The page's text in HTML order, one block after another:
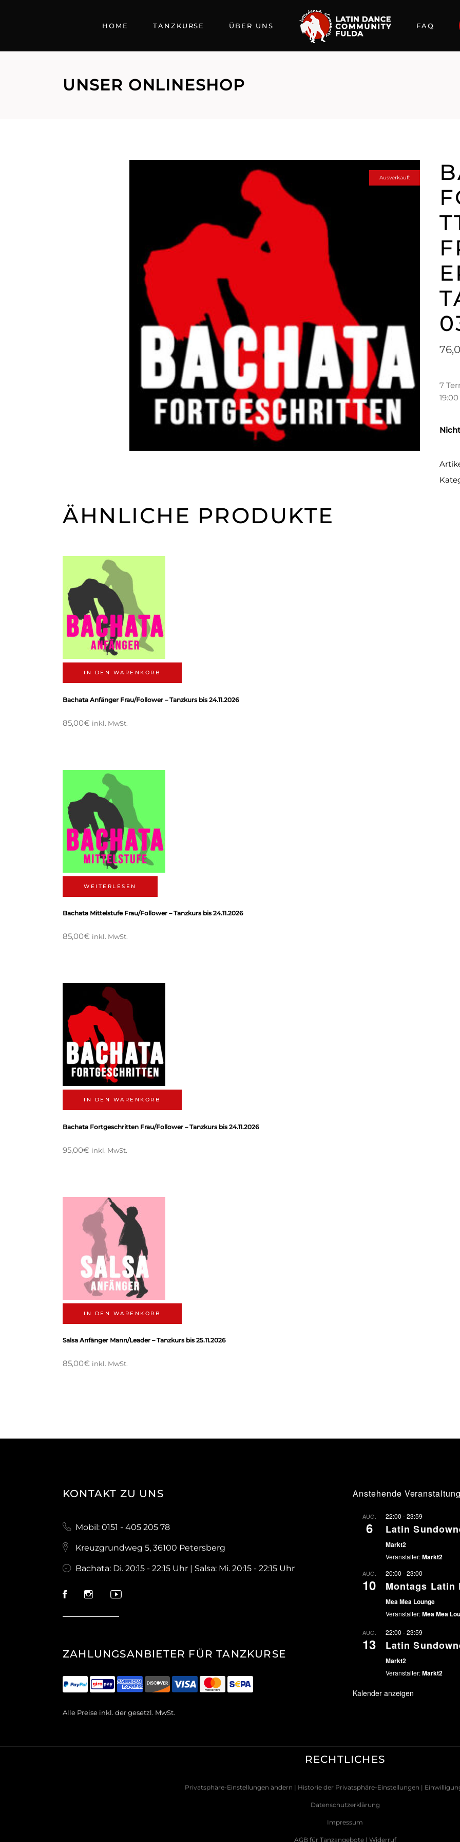
HOME TANZKURSE ÜBER UNS FAQ
UNSER ONLINESHOP
Ausverkauft
7
ÄHNLICHE PRODUKTE
IN DEN WARENKORB
Bachata Anfänger Frau/Follower – Tanzkurs bis 24.11.2026
85,00€ inkl. MwSt.
WEITERLESEN
Bachata Mittelstufe Frau/Follower – Tanzkurs bis 24.11.2026
85,00€ inkl. MwSt.
IN DEN WARENKORB
Bachata Fortgeschritten Frau/Follower – Tanzkurs bis 24.11.2026
95,00€ inkl. MwSt.
IN DEN WARENKORB
Salsa Anfänger Mann/Leader – Tanzkurs bis 25.11.2026
85,00€ inkl. MwSt.
KONTAKT ZU UNS
Mobil: 0151 - 405 205 78
Kreuzgrundweg 5, 36100 Petersberg
Bachata: Di. 20:15 - 22:15 Uhr | Salsa: Mi. 20:15 - 22:15 Uhr
ZAHLUNGSANBIETER FÜR TANZKURSE
Alle Preise inkl. der gesetzl. MwSt.
Anstehende
AUG.
6
22:00 -23:59
Latin
Markt2
Veranstalter:Markt2
AUG.
10
20:00 -23:00
Montags Latin
Mea Mea Lounge
Veranstalter:Mea Mea
AUG.
13
22:00 -23:59
Latin
Markt2
Veranstalter:Markt2
Kalender anzeigen
RECHTLICHES
Privatsphäre-Einstellungen ändern | Historie der Privatsphäre-Einstellungen |
Datenschutzerklärung
Impressum
AGB für Tanzangebote| Widerruf